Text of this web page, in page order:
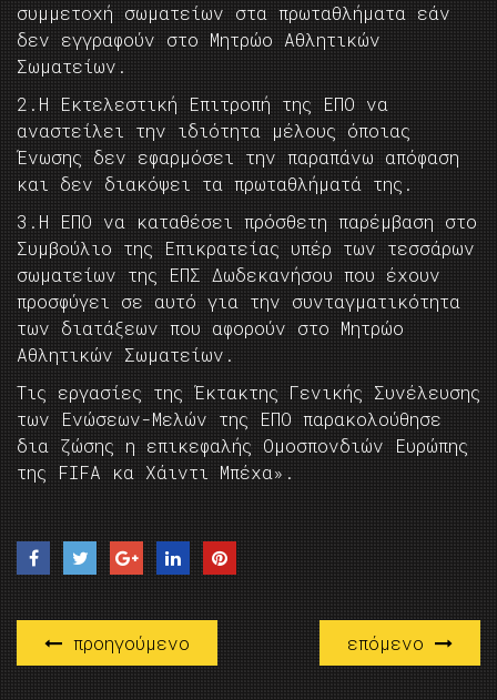
συμμετοχή σωματείων στα πρωταθλήματα εάν
δεν εγγραφούν στο Μητρώο Αθλητικών
Σωματείων.
2.Η Εκτελεστική Επιτροπή της ΕΠΟ να
αναστείλει την ιδιότητα μέλους όποιας
Ένωσης δεν εφαρμόσει την παραπάνω απόφαση
και δεν διακόψει τα πρωταθλήματά της.
3.Η ΕΠΟ να καταθέσει πρόσθετη παρέμβαση στο
Συμβούλιο της Επικρατείας υπέρ των τεσσάρων
σωματείων της ΕΠΣ Δωδεκανήσου που έχουν
προσφύγει σε αυτό για την συνταγματικότητα
των διατάξεων που αφορούν στο Μητρώο
Αθλητικών Σωματείων.
Τις εργασίες της Έκτακτης Γενικής Συνέλευσης
των Ενώσεων-Μελών της ΕΠΟ παρακολούθησε
δια ζώσης η επικεφαλής Ομοσπονδιών Ευρώπης
της FIFA κα Χάιντι Μπέχα».
προηγούμενο επόμενο